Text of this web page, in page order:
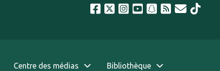
Centre des médias Bibliothèque